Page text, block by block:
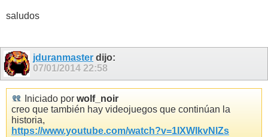
saludos
jduranmaster dijo:
07/01/2014 22:58
Iniciado por wolf_noir
creo que también hay videojuegos que continúan la
historia,
https://www.youtube.com/watch?v=1IXWIkvNlZs